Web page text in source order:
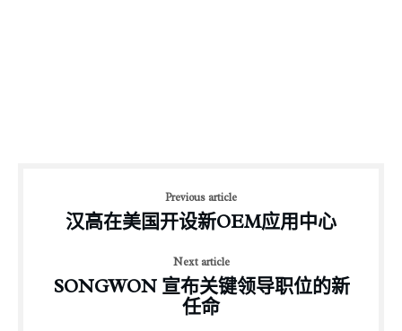
Previous article
汉高在美国开设新OEM应用中心
Next article
SONGWON 宣布关键领导职位的新
任命